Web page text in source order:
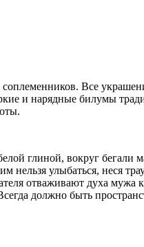
Все
и нарядные билумы
глиной, вокруг
улыбаться, неся
отваживают духа мужа
должно быть